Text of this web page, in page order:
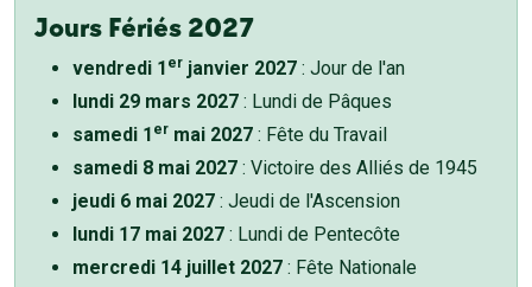
Jours Fériés 2027
vendredi 1 er janvier 2027 : Jour de l'an
lundi 29 mars 2027 : Lundi de Pâques
samedi 1 er mai 2027 : Fête du Travail
samedi 8 mai 2027 : Victoire des Alliés de 1945
jeudi 6 mai 2027 : Jeudi de l'Ascension
lundi 17 mai 2027 : Lundi de Pentecôte
mercredi 14 juillet 2027 : Fête Nationale